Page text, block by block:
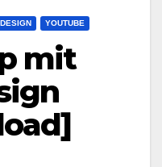
YOUTUBE
mit